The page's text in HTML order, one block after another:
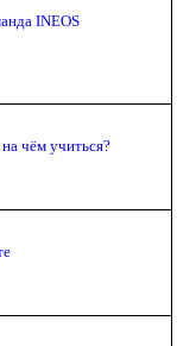
INEOS
чём учиться?